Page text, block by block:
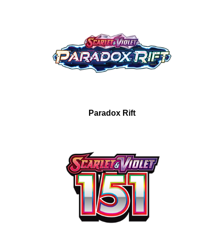
Paradox Rift